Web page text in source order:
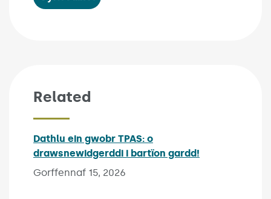
Related
Dathlu ein gwobr TPAS: o
drawsnewidgerddi i bartïon gardd!
Gorffennaf 15, 2026